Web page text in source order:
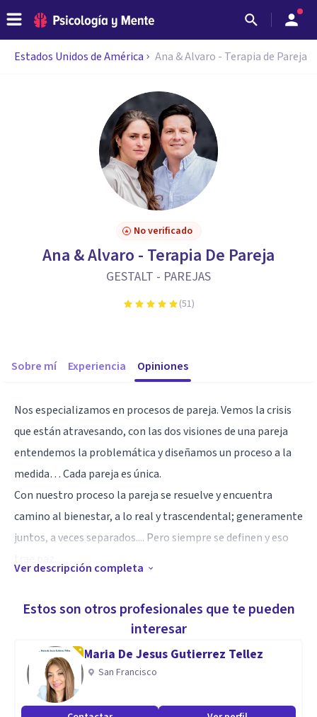
Estados Unidos de América Ana & Alvaro - Terapia de Pareja
No verificado
Ana & Alvaro - Terapia De Pareja
GESTALT - PAREJAS
(51)
Sobre mí Experiencia Opiniones
Nos especializamos en procesos de pareja. Vemos la crisis
que están atravesando, con las dos visiones de una pareja
entendemos la problemática y diseñamos un proceso a la
medida… Cada pareja es única.
Con nuestro proceso la pareja se resuelve y encuentra
camino al bienestar, a lo real y trascendental; generamente
juntos, a veces separados.... Pero siempre se definen y eso
No es un acompañamiento de anécdotas ni acusaciones... es
fuertes, confrontadoras, reales. Es la única manera de salir
adelante.
Ver descripción completa
Estos son otros profesionales que te pueden
interesar
Maria De Jesus Gutierrez Tellez
San Francisco